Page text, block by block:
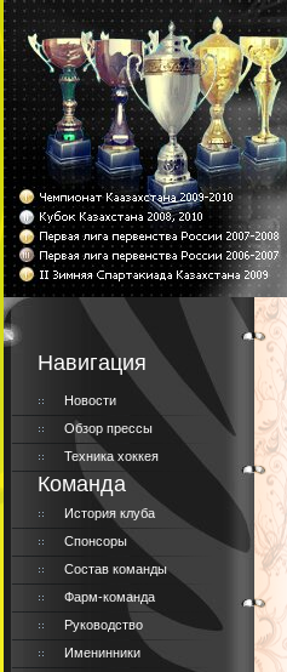
Навигация
Новости
Обзор прессы
Техника хоккея
Команда
История клуба
Спонсоры
Состав команды
Фарм-команда
Руководство
Именинники